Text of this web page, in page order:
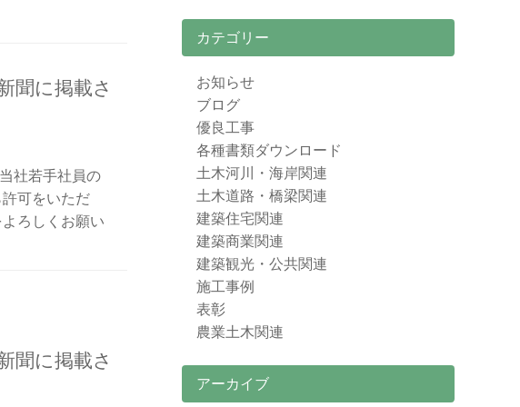
聞に掲載さ
社若手社員の
可をいただ
ろしくお願い
聞に掲載さ
カテゴリー
お知らせ
ブログ
優良工事
各種書類ダウンロード
土木河川・海岸関連
土木道路・橋梁関連
建築住宅関連
建築商業関連
建築観光・公共関連
施工事例
表彰
農業土木関連
アーカイブ